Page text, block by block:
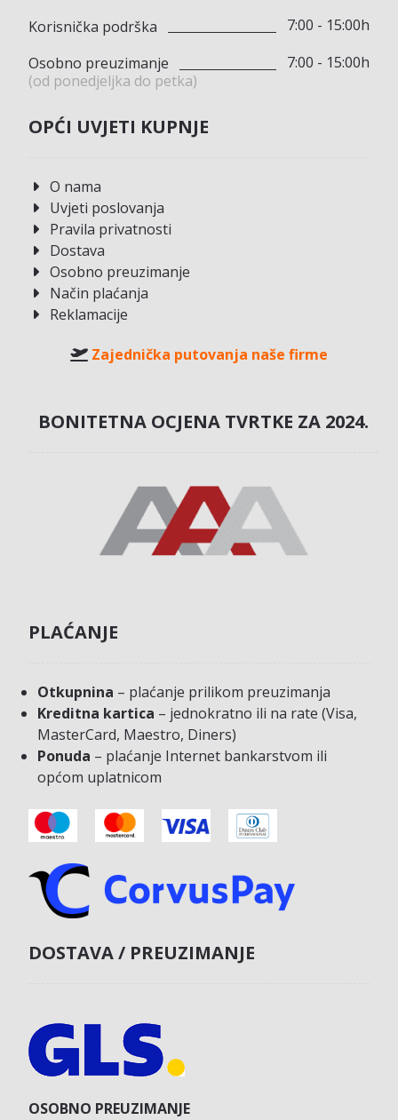
Korisnička podrška
7:00 - 15:00h
Osobno preuzimanje
(od ponedjeljka do petka)
7:00 - 15:00h
OPĆI UVJETI KUPNJE
O nama
Uvjeti poslovanja
Pravila privatnosti
Dostava
Osobno preuzimanje
Način plaćanja
Reklamacije
Zajednička putovanja naše firme
BONITETNA OCJENA TVRTKE ZA 2024.
PLAĆANJE
Otkupnina – plaćanje prilikom preuzimanja
Kreditna kartica – jednokratno ili na rate (Visa,
MasterCard, Maestro, Diners)
Ponuda – plaćanje Internet bankarstvom ili
općom uplatnicom
DOSTAVA / PREUZIMANJE
OSOBNO PREUZIMANJE